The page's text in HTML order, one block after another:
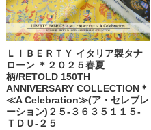
ＬＩＢＥＲＴＹ イタリア製タナ
ローン ＊２０２５春夏
柄/RETOLD 150TH
ANNIVERSARY COLLECTION＊
≪A Celebration≫(ア・セレブレ
ーション)２５-３６３５１１５-
ＴＤＵ-２５